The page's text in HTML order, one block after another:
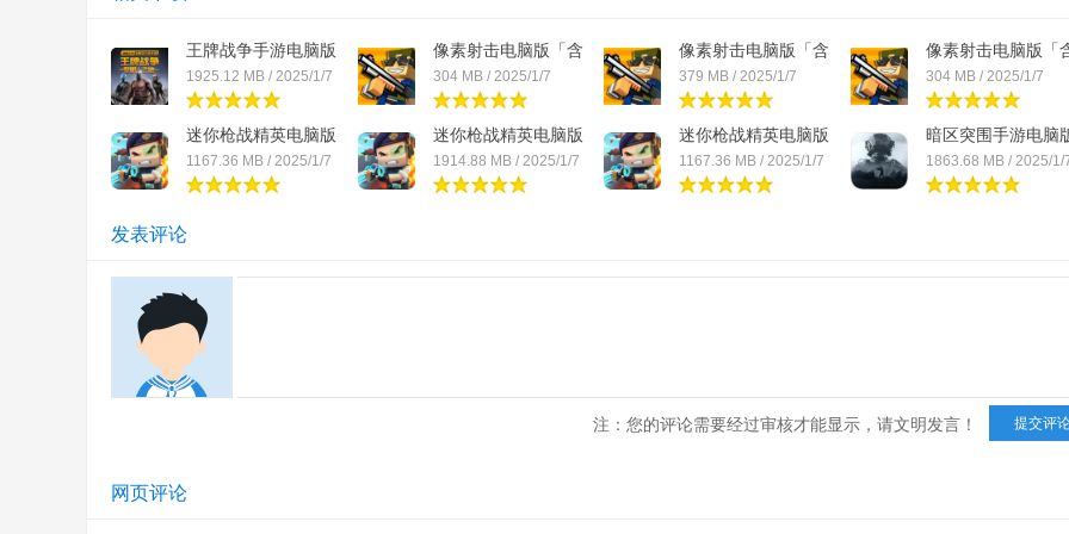
王牌战争手游电脑版
「...
1925.12 MB / 2025/1/7
像素射击电脑版「含
模...
304 MB / 2025/1/7
像素射击电脑版「含
模...
379 MB / 2025/1/7
像素射击电脑版「
模...
304 MB / 2025/1/7
迷你枪战精英电脑版
「...
1167.36 MB / 2025/1/7
迷你枪战精英电脑版
「...
1914.88 MB / 2025/1/7
迷你枪战精英电脑版
「...
1167.36 MB / 2025/1/7
暗区突围手游电脑
「...
1863.68 MB / 2025/1/
发表评论
注：您的评论需要经过审核才能显示，请文明发言！
网页评论